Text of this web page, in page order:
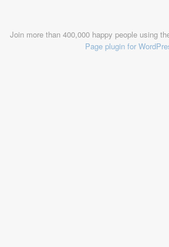
Join more than 400,000 happy people using
Page plugin for